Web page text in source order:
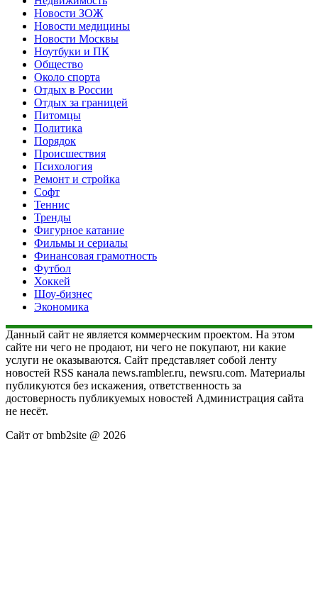
Новости ЗОЖ
Новости медицины
Новости Москвы
Ноутбуки и ПК
Общество
Около спорта
Отдых в России
Отдых за границей
Питомцы
Политика
Порядок
Происшествия
Психология
Ремонт и стройка
Софт
Теннис
Тренды
Фигурное катание
Фильмы и сериалы
Финансовая грамотность
Футбол
Хоккей
Шоу-бизнес
Экономика
Данный сайт не является коммерческим проектом. На этом
сайте ни чего не продают, ни чего не покупают, ни какие
услуги не оказываются. Сайт представляет собой ленту
новостей RSS канала news.rambler.ru, newsru.com. Материалы
публикуются без искажения, ответственность за
достоверность публикуемых новостей Администрация сайта
не несёт.
Сайт от bmb2site @ 2026